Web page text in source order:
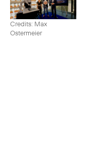
Credits: Max
Ostermeier